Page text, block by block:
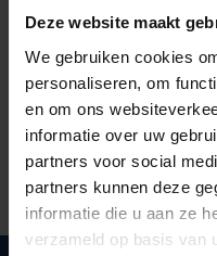
Deze website maakt
We gebruiken cookies
personaliseren, om
en om ons
informatie over uw
partners voor social
partners kunnen deze
informatie die u aan ze
verzameld op basis van